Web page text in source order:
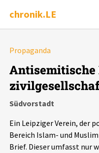
chronik.LE
Chronik
Leipziger Zustände
Propaganda
Antisemitische
Südvorstadt
Ein Leipziger Verein, der
Bereich Islam- und
Brief. Dieser umfasst nur
Alle Ereignisse
Ereignisse
Ereignisse